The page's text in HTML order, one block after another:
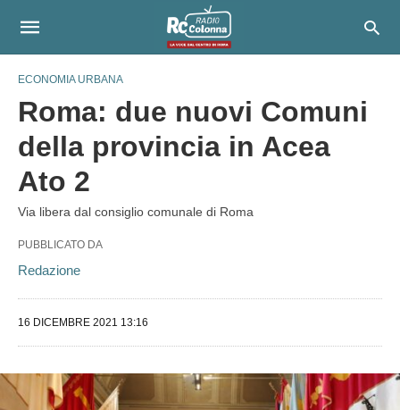
ECONOMIA URBANA
Roma: due nuovi Comuni
della provincia in Acea
Ato 2
Via libera dal consiglio comunale di Roma
PUBBLICATO DA
Redazione
16 DICEMBRE 2021 13:16